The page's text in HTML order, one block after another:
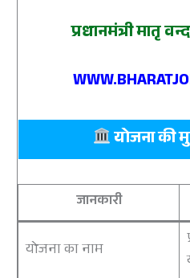
प्रधानमंत्री मातृ
योजना की
जानकारी
योजना का नाम